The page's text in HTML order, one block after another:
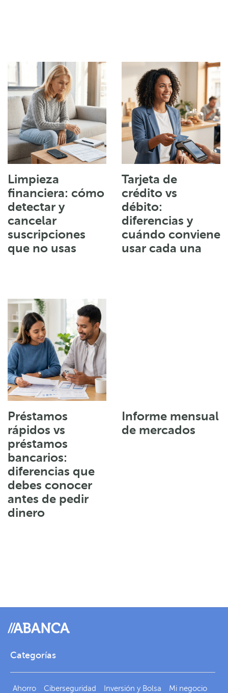
Limpieza
financiera: cómo
detectar y
cancelar
suscripciones
que no usas
Tarjeta de
crédito vs
débito:
diferencias y
cuándo conviene
usar cada una
Préstamos
rápidos vs
préstamos
bancarios:
diferencias que
debes conocer
antes de pedir
dinero
Informe mensual
de mercados
Categorías
Ahorro Ciberseguridad Inversión y Bolsa Mi negocio